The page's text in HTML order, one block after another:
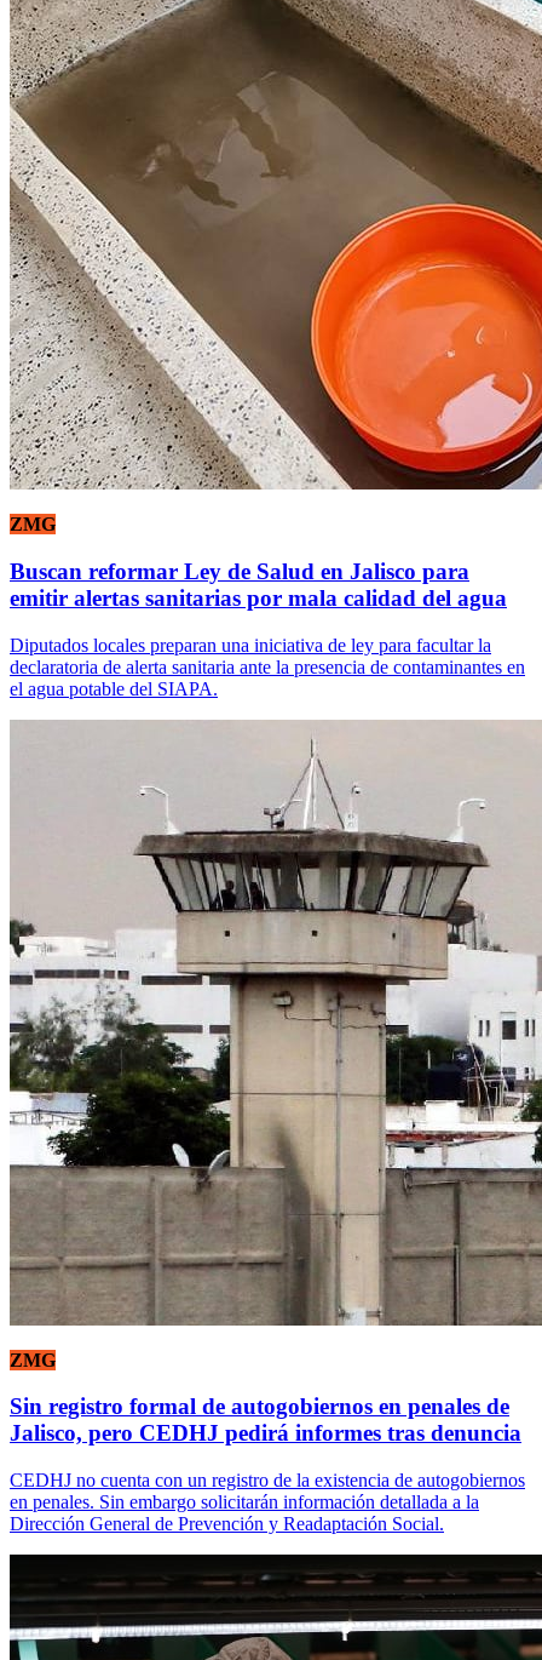
ZMG
Buscan reformar Ley de Salud en Jalisco para
emitir alertas sanitarias por mala calidad del agua
Diputados locales preparan una iniciativa de ley para facultar la
declaratoria de alerta sanitaria ante la presencia de contaminantes en
el agua potable del SIAPA.
ZMG
Sin registro formal de autogobiernos en penales de
Jalisco, pero CEDHJ pedirá informes tras denuncia
CEDHJ no cuenta con un registro de la existencia de autogobiernos
en penales. Sin embargo solicitarán información detallada a la
Dirección General de Prevención y Readaptación Social.